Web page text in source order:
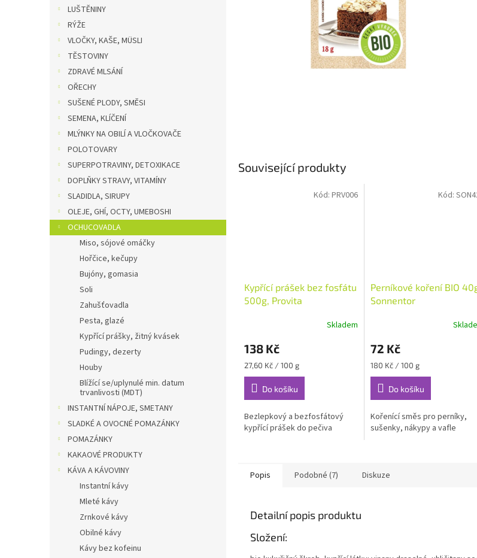
LUŠTĚNINY
RÝŽE
VLOČKY, KAŠE, MÜSLI
TĚSTOVINY
ZDRAVÉ MLSÁNÍ
OŘECHY
SUŠENÉ PLODY, SMĚSI
SEMENA, KLÍČENÍ
MLÝNKY NA OBILÍ A VLOČKOVAČE
POLOTOVARY
SUPERPOTRAVINY, DETOXIKACE
DOPLŇKY STRAVY, VITAMÍNY
SLADIDLA, SIRUPY
OLEJE, GHÍ, OCTY, UMEBOSHI
OCHUCOVADLA
Miso, sójové omáčky
Hořčice, kečupy
Bujóny, gomasia
Soli
Zahušťovadla
Pesta, glazé
Kypřící prášky, žitný kvásek
Pudingy, dezerty
Houby
Blížící se/uplynulé min. datum
trvanlivosti (MDT)
INSTANTNÍ NÁPOJE, SMETANY
SLADKÉ A OVOCNÉ POMAZÁNKY
POMAZÁNKY
KAKAOVÉ PRODUKTY
KÁVA A KÁVOVINY
Instantní kávy
Mleté kávy
Zrnkové kávy
Obilné kávy
Kávy bez kofeinu
Související produkty
Kypřící prášek bez fosfátu
500g, Provita
Skladem
138 Kč
Měrná
cena:
27,60 Kč / 100 g
Do košíku
Bezlepkový a bezfosfátový
kypřící prášek do pečiva
Kód: PRV006
Perníkové koření BIO
Sonnentor
72 Kč
Měrná
cena:
180 Kč / 100 g
Do košíku
Kořenící směs pro perníky,
sušenky, nákypy a vafle
Kód:
Popis Podobné (7) Diskuze
Detailní popis produktu
Složení: